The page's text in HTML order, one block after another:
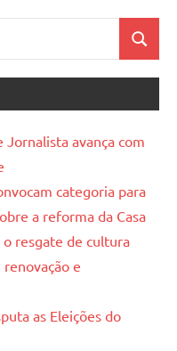
avança com
categoria para
a reforma da Casa
o resgate de cultura
e
as Eleições do